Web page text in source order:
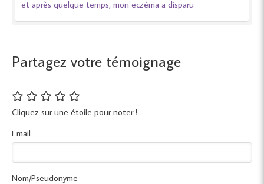
et après quelque temps, mon eczéma a disparu
Partagez votre témoignage
Cliquez sur une étoile pour noter !
Email
Nom/Pseudonyme